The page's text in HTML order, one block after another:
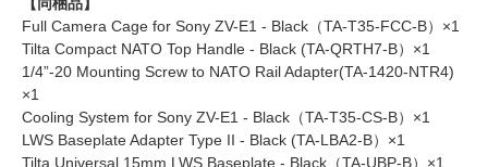
【同梱品】
Full Camera Cage for Sony ZV-E1 - Black（TA-T35-FCC-B）×1
Tilta Compact NATO Top Handle - Black (TA-QRTH7-B）×1
1/4”-20 Mounting Screw to NATO Rail Adapter(TA-1420-NTR4)
×1
Cooling System for Sony ZV-E1 - Black（TA-T35-CS-B）×1
LWS Baseplate Adapter Type II - Black (TA-LBA2-B）×1
Tilta Universal 15mm LWS Baseplate - Black（TA-UBP-B）×1